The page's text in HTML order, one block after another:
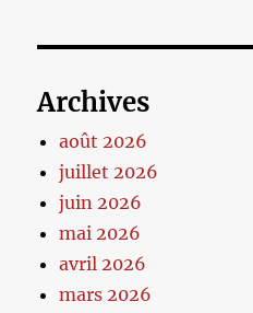
Archives
août 2026
juillet 2026
juin 2026
mai 2026
avril 2026
mars 2026